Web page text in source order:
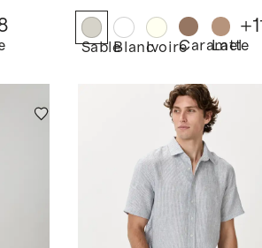
SableBlancIvoireCaramel
Latte
+